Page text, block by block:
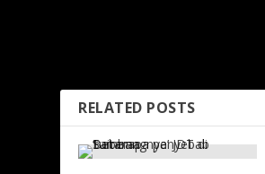
RELATED POSTS